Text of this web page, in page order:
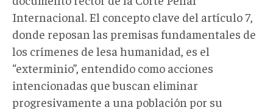
Internacional. El concepto clave del artículo 7,
donde reposan las premisas fundamentales de
los crímenes de lesa humanidad, es el
“exterminio”, entendido como acciones
intencionadas que buscan eliminar
progresivamente a una población por su